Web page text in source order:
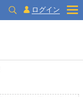
ログイン